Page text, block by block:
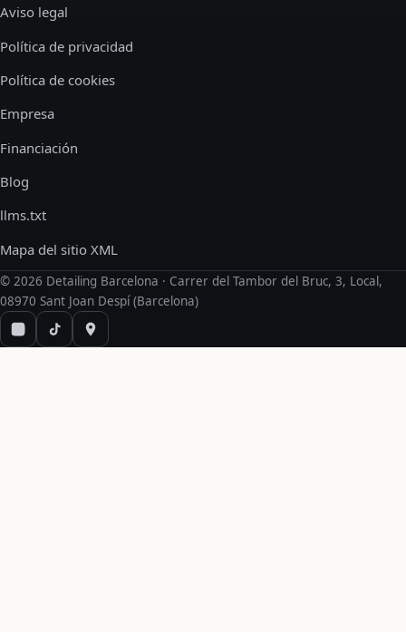
Aviso legal
Política de privacidad
Política de cookies
Empresa
Financiación
Blog
llms.txt
Mapa del sitio XML
© 2026 Detailing Barcelona · Carrer del Tambor del Bruc, 3, Local,
08970 Sant Joan Despí (Barcelona)